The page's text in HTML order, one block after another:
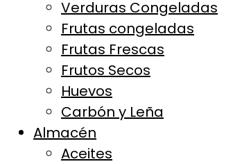
Verduras Congeladas
Frutas congeladas
Frutas Frescas
Frutos Secos
Huevos
Carbón y Leña
Almacén
Aceites